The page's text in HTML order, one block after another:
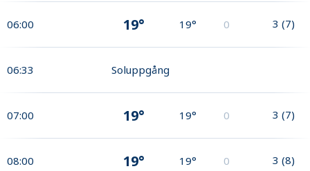
06:00 19° 19° 0 3 (7)
06:33 Soluppgång
07:00 19° 19° 0 3 (7)
08:00 19° 19° 0 3 (8)